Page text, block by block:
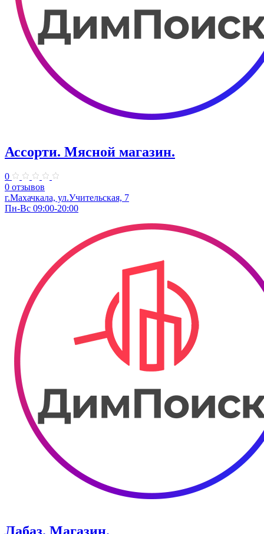
Ассорти. Мясной магазин.
0
0 отзывов
г.Махачкала, ​ул.Учительская, 7
Пн-Вс 09:00-20:00